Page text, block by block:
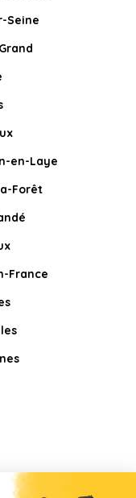
Seine
en-Laye
Forêt
France